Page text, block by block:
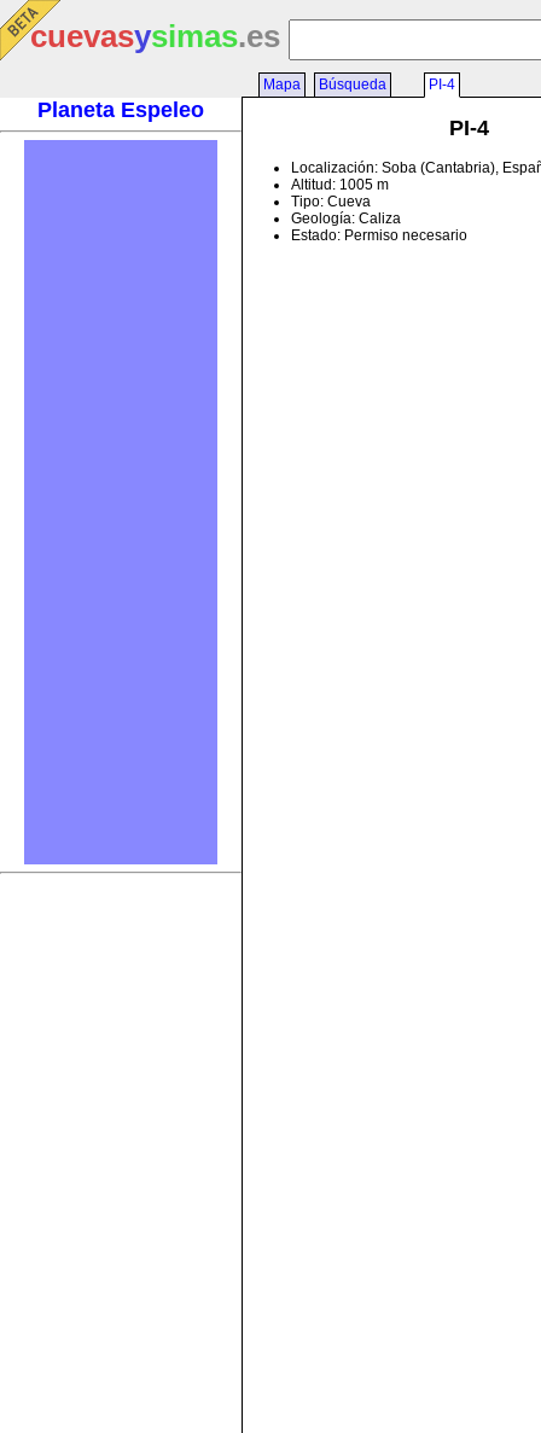
cuevasysimas.es
Planeta Espeleo
Mapa Búsqueda PI-4
PI-4
Localización: Soba (Cantabria),
Altitud: 1005 m
Tipo: Cueva
Geología: Caliza
Estado: Permiso necesario